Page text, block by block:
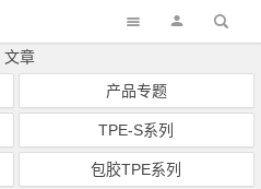
文章
产品专题
TPE-S系列
包胶TPE系列